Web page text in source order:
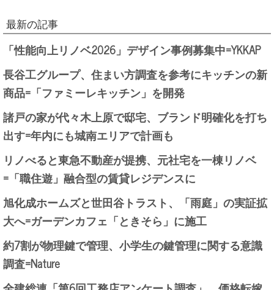
最新の記事
「性能向上リノベ2026」デザイン事例募集中=YKKAP
長谷工グループ、住まい方調査を参考にキッチンの新
商品=「ファミーレキッチン」を開発
諸戸の家が代々木上原で邸宅、ブランド明確化を打ち
出す=年内にも城南エリアで計画も
リノべると東急不動産が提携、元社宅を一棟リノベ
=「職住遊」融合型の賃貸レジデンスに
旭化成ホームズと世田谷トラスト、「雨庭」の実証拡
大へ=ガーデンカフェ「ときそら」に施工
約7割が物理鍵で管理、小学生の鍵管理に関する意識
調査=Nature